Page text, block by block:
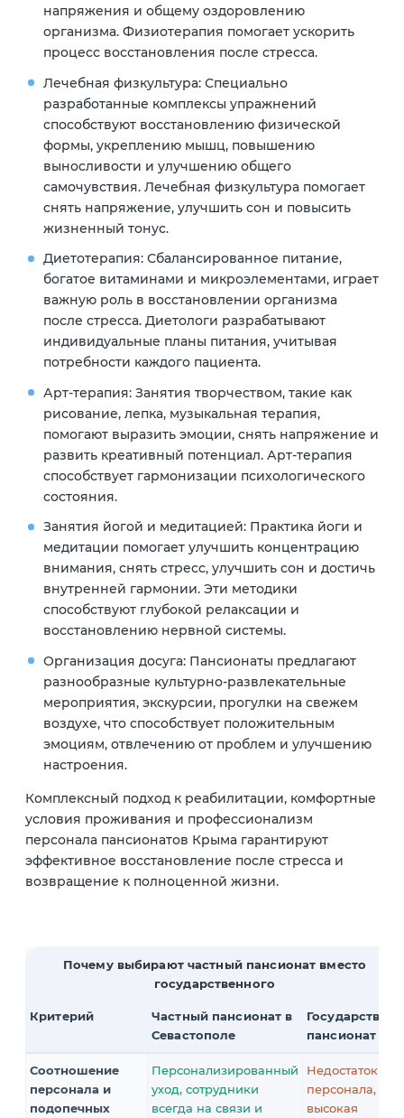
напряжения и общему оздоровлению
организма. Физиотерапия помогает ускорить
процесс восстановления после стресса.
Лечебная физкультура:Специально
разработанные комплексы упражнений
способствуют восстановлению физической
формы, укреплению мышц, повышению
выносливости и улучшению общего
самочувствия. Лечебная физкультура помогает
снять напряжение, улучшить сон и повысить
жизненный тонус.
Диетотерапия:Сбалансированное питание,
богатое витаминами и микроэлементами, играет
важную роль в восстановлении организма
после стресса. Диетологи разрабатывают
индивидуальные планы питания, учитывая
потребности каждого пациента.
Арт-терапия:Занятия творчеством, такие как
рисование, лепка, музыкальная терапия,
помогают выразить эмоции, снять напряжение и
развить креативный потенциал. Арт-терапия
способствует гармонизации психологического
состояния.
Занятия йогой и медитацией:Практика йоги и
медитации помогает улучшить концентрацию
внимания, снять стресс, улучшить сон и достичь
внутренней гармонии. Эти методики
способствуют глубокой релаксации и
восстановлению нервной системы.
Организация досуга:Пансионаты предлагают
разнообразные культурно-развлекательные
мероприятия, экскурсии, прогулки на свежем
воздухе, что способствует положительным
эмоциям, отвлечению от проблем и улучшению
настроения.
Комплексный подход к реабилитации, комфортные
условия проживания и профессионализм
персонала пансионатов Крыма гарантируют
эффективное восстановление после стресса и
возвращение к полноценной жизни.
Почему выбирают частный пансионат вместо
государственного
Критерий
Частный пансионат в
Севастополе
пансионат
Соотношение
персонала и
подопечных
Персонализированный
уход, сотрудники
всегда на связи и
Недостаток
персонала,
высокая